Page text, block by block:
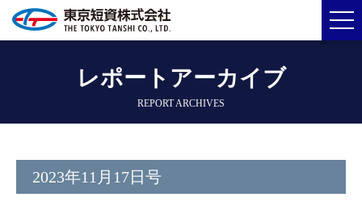
レポートアーカイブ
REPORT ARCHIVES
2023年11月17日号